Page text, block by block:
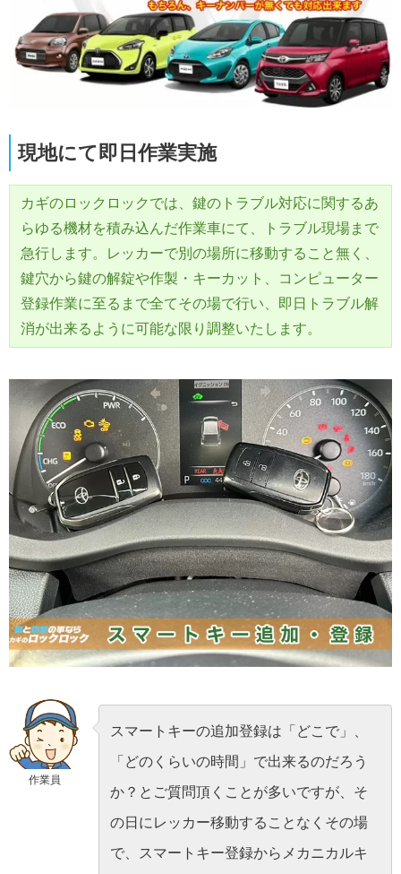
現地にて即日作業実施
カギのロックロックでは、鍵のトラブル対応に関するあ
らゆる機材を積み込んだ作業車にて、トラブル現場まで
急行します。レッカーで別の場所に移動すること無く、
鍵穴から鍵の解錠や作製・キーカット、コンピューター
登録作業に至るまで全てその場で行い、即日トラブル解
消が出来るように可能な限り調整いたします。
作業員
スマートキーの追加登録は「どこで」、
「どのくらいの時間」で出来るのだろう
か？とご質問頂くことが多いですが、そ
の日にレッカー移動することなくその場
で、スマートキー登録からメカニカルキ